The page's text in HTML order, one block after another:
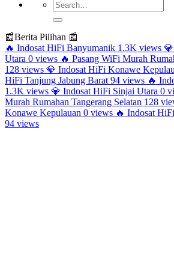
📰Berita Pilihan 📰
🔥 Indosat HiFi Banyumanik 1.3K views 💎
Utara 0 views 🔥 Pasang WiFi Murah
128 views 💎 Indosat HiFi Konawe
HiFi Tanjung Jabung Barat 94 views 🔥
1.3K views 💎 Indosat HiFi Sinjai Utara 0
Murah Rumahan Tangerang Selatan 128
Konawe Kepulauan 0 views 🔥 Indosat
94 views